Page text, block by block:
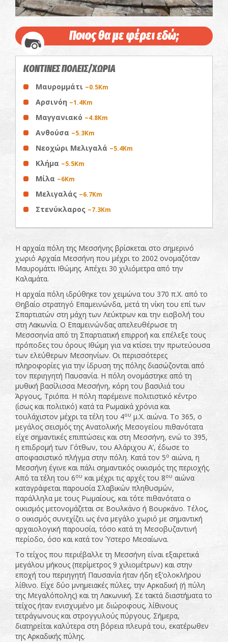
Ποιος θα με φέρει εδώ;
ΚΟΝΤΙΝΕΣ ΠΟΛΕΙΣ/ΧΩΡΙΑ
Μαυρομμάτι ~0.5Km
Αρσινόη ~1.4Km
Μαγγανιακό ~4.8Km
Ανθούσα ~5.3Km
Νεοχώρι Μελιγαλά ~5.4Km
Κλήμα ~5.5Km
Μίλα ~6Km
Μελιγαλάς ~6.7Km
Στενύκλαρος ~7.3Km
Η αρχαία πόλη της Μεσσήνης βρίσκεται στο σημερινό
χωριό Αρχαία Μεσσήνη που μέχρι το 2002 ονομαζόταν
Μαυρομάττι Ιθώμης. Απέχει 30 χιλιόμετρα από την
Καλαμάτα.
Η αρχαία πόλη ιδρύθηκε τον χειμώνα του 370 π.Χ. από το
Θηβαίο στρατηγό Επαμεινώνδα, μετά τη νίκη του επί των
Σπαρτιατών στη μάχη των Λεύκτρων και την εισβολή του
στη Λακωνία. Ο Επαμεινώνδας απελευθέρωσε τη
Μεσσσηνία από τη Σπαρτιατική επιρροή και επέλεξε τους
πρόποδες του όρους Ιθώμη για να κτίσει την πρωτεύουσα
των ελεύθερων Μεσσηνίων. Οι περισσότερες
πληροφορίες για την ίδρυση της πόλης διασώζονται από
τον περιηγητή Παυσανία. Η πόλη ονομάστηκε από τη
μυθική βασίλισσα Μεσσήνη, κόρη του βασιλιά του
Άργους, Τριόπα. Η πόλη παρέμεινε πολιτιστικό κέντρο
(ίσως και πολιτικό) κατά τα Ρωμαϊκά χρόνια και
τουλάχιστον μέχρι τα τέλη του 4ου μ.Χ. αιώνα. Το 365, ο
μεγάλος σεισμός της Ανατολικής Μεσογείου πιθανότατα
είχε σημαντικές επιπτώσεις και στη Μεσσήνη, ενώ το 395,
η επιδρομή των Γότθων, του Αλάριχου Α’, έδωσε το
αποφασιστικό πλήγμα στην πόλη. Κατά τον 5ο αιώνα, η
Μεσσήνη έγινε και πάλι σημαντικός οικισμός της περιοχής.
Από τα τέλη του 6ου και μέχρι τις αρχές του 8ου αιώνα
καταγράφεται παρουσία Σλαβικών πληθυσμών,
παράλληλα με τους Ρωμαίους, και τότε πιθανότατα ο
οικισμός μετονομάζεται σε Βουλκάνο ή Βουρκάνο. Τέλος,
ο οικισμός συνεχίζει ως ένα μεγάλο χωριό με σημαντική
αρχαιολογική παρουσία, τόσο κατά τη Μεσοβυζαντινή
περίοδο, όσο και κατά τον Ύστερο Μεσαίωνα.
Το τείχος που περιέβαλλε τη Μεσσήνη είναι εξαιρετικά
μεγάλου μήκους (περίμετρος 9 χιλιομέτρων) και στην
εποχή του περιηγητή Παυσανία ήταν ήδη εξ’ολοκλήρου
λίθινο. Είχε δύο μνημειακές πύλες, την Αρκαδική (ή πύλη
της Μεγαλόπολης) και τη Λακωνική. Σε τακτά διαστήματα το
τείχος ήταν ενισχυμένο με διώροφους, λίθινους
τετράγωνους και στρογγυλούς πύργους. Σήμερα,
διατηρείται καλύτερα στη βόρεια πλευρά του, εκατέρωθεν
της Αρκαδικής πύλης.